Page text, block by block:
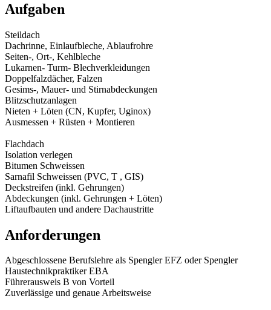
Aufgaben
Steildach
Dachrinne, Einlaufbleche, Ablaufrohre
Seiten-, Ort-, Kehlbleche
Lukarnen- Turm- Blechverkleidungen
Doppelfalzdächer, Falzen
Gesims-, Mauer- und Stirnabdeckungen
Blitzschutzanlagen
Nieten + Löten (CN, Kupfer, Uginox)
Ausmessen + Rüsten + Montieren
Flachdach
Isolation verlegen
Bitumen Schweissen
Sarnafil Schweissen (PVC, T , GIS)
Deckstreifen (inkl. Gehrungen)
Abdeckungen (inkl. Gehrungen + Löten)
Liftaufbauten und andere Dachaustritte
Anforderungen
Abgeschlossene Berufslehre als Spengler EFZ oder Spengler
Haustechnikpraktiker EBA
Führerausweis B von Vorteil
Zuverlässige und genaue Arbeitsweise